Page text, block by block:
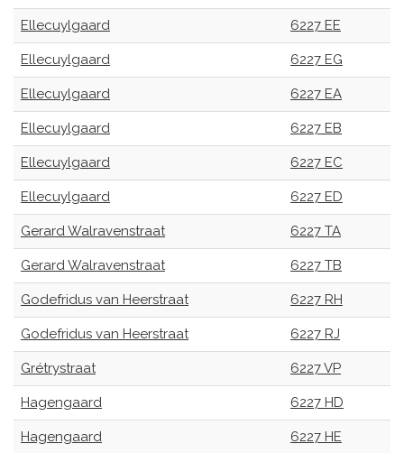
Ellecuylgaard 6227 EE
Ellecuylgaard 6227 EG
Ellecuylgaard 6227 EA
Ellecuylgaard 6227 EB
Ellecuylgaard 6227 EC
Ellecuylgaard 6227 ED
Gerard Walravenstraat 6227 TA
Gerard Walravenstraat 6227 TB
Godefridus van Heerstraat 6227 RH
Godefridus van Heerstraat 6227 RJ
Grétrystraat 6227 VP
Hagengaard 6227 HD
Hagengaard 6227 HE